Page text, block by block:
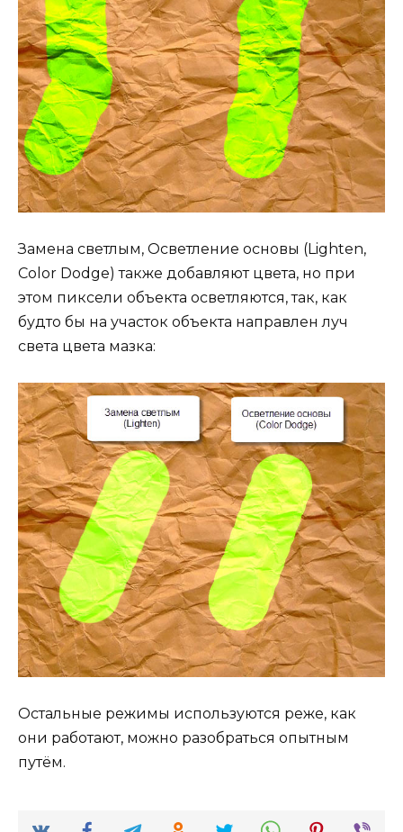
Замена светлым, Осветление основы (Lighten,
Color Dodge) также добавляют цвета, но при
этом пиксели объекта осветляются, так, как
будто бы на участок объекта направлен луч
света цвета мазка:
Остальные режимы используются реже, как
они работают, можно разобраться опытным
путём.